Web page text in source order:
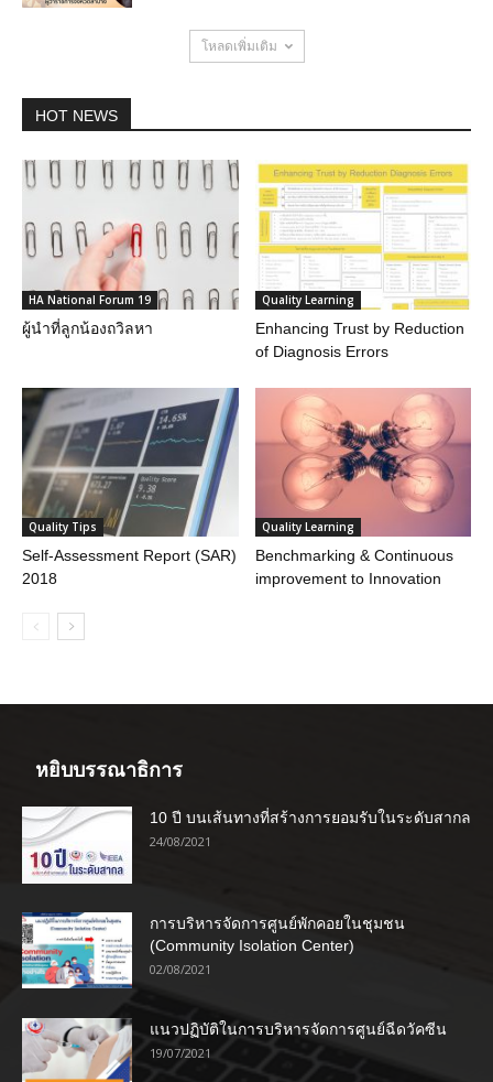
โหลดเพิ่มเติม
HOT NEWS
HA National Forum 19
ผู้นำที่ลูกน้องถวิลหา
Quality Learning
Enhancing Trust by Reduction
of Diagnosis Errors
Quality Tips
Self-Assessment Report (SAR)
2018
Quality Learning
Benchmarking & Continuous
improvement to Innovation
หยิบบรรณาธิการ
10 ปี บนเส้นทางที่สร้างการยอมรับในระดับสากล
24/08/2021
การบริหารจัดการศูนย์พักคอยในชุมชน
(Community Isolation Center)
02/08/2021
แนวปฏิบัติในการบริหารจัดการศูนย์ฉีดวัคซีน
19/07/2021